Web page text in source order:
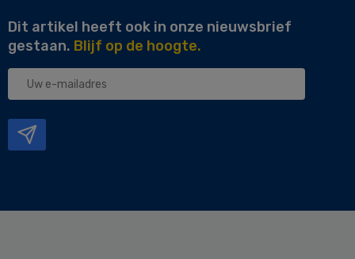
Dit artikel heeft ook in onze nieuwsbrief
gestaan. Blijf op de hoogte.
Uw